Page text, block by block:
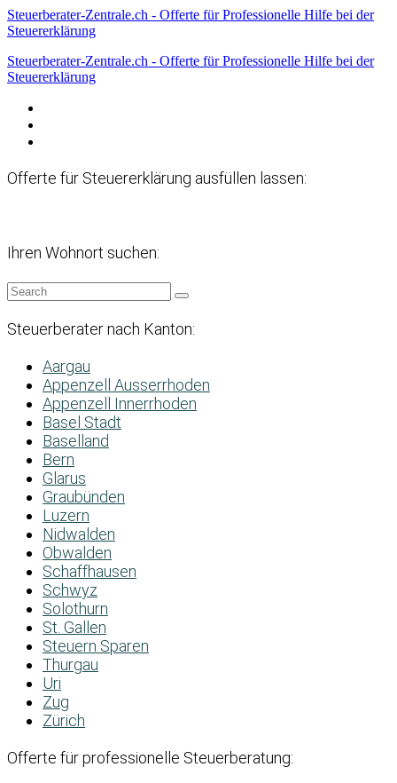
Steuerberater-Zentrale.ch - Offerte für Professionelle Hilfe bei der
Steuererklärung
Steuerberater-Zentrale.ch - Offerte für Professionelle Hilfe bei der
Steuererklärung
Offerte für Steuererklärung ausfüllen lassen:
Ihren Wohnort suchen:
Steuerberater nach Kanton:
Aargau
Appenzell Ausserrhoden
Appenzell Innerrhoden
Basel Stadt
Baselland
Bern
Glarus
Graubünden
Luzern
Nidwalden
Obwalden
Schaffhausen
Schwyz
Solothurn
St. Gallen
Steuern Sparen
Thurgau
Uri
Zug
Zürich
Offerte für professionelle Steuerberatung: